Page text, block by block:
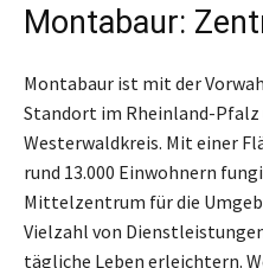
Montabaur:
Montabaur ist mit der
Standort im Rheinland-Pfalz
Westerwaldkreis. Mit einer
rund 13.000 Einwohnern
Mittelzentrum für die
Vielzahl von
tägliche Leben erleichtern.